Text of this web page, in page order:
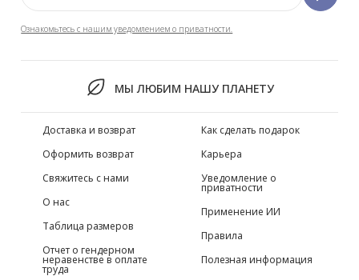
Ознакомьтесь с нашим уведомлением о приватности.
МЫ ЛЮБИМ НАШУ ПЛАНЕТУ
Доставка и возврат
Оформить возврат
Свяжитесь с нами
О нас
Таблица размеров
Отчет о гендерном
неравенстве в оплате
труда
Как сделать подарок
Карьера
Уведомление о
приватности
Применение ИИ
Правила
Полезная информация